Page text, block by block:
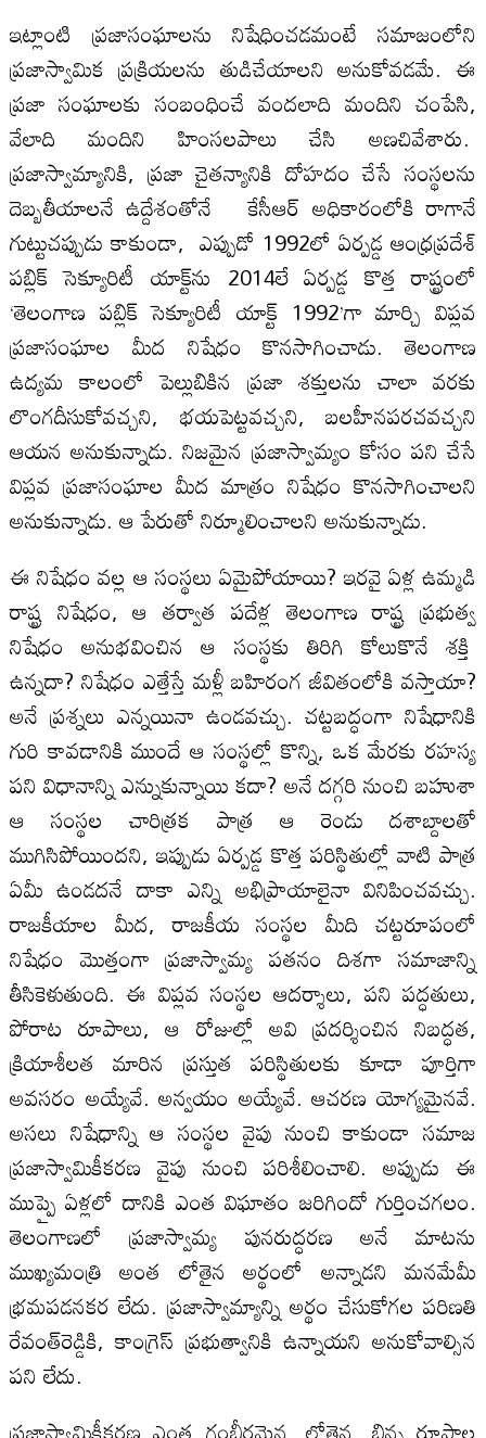
ఇట్లాంటి ప్రజాసంఘాలను నిషేధించడమంటే సమాజంలోని
ప్రజాస్వామిక ప్రక్రియలను తుడిచేయాలని అనుకోవడమే. ఈ
ప్రజా సంఘాలకు సంబంధించే వందలాది మందిని చంపేసి,
వేలాది మందిని హింసలపాలు చేసి అణచివేశారు.
ప్రజాస్వామ్యానికి, ప్రజా చైతన్యానికి దోహదం చేసే సంస్థలను
దెబ్బతీయాలనే ఉద్దేశంతోనే కేసీఆర్‌ అధికారంలోకి రాగానే
గుట్టుచప్పుడు కాకుండా, ఎప్పుడో 1992లో ఏర్పడ్డ ఆంధ్రప్రదేశ్‌
పబ్లిక్‌ సెక్యూరిటీ యాక్ట్‌ను 2014లే ఏర్పడ్డ కొత్త రాష్ట్రంలో
‘తెలంగాణ పబ్లిక్‌ సెక్యూరిటీ యాక్ట్‌ 1992’గా మార్చి విప్లవ
ప్రజాసంఘాల మీద నిషేధం కొనసాగించాడు. తెలంగాణ
ఉద్యమ కాలంలో పెల్లుబికిన ప్రజా శక్తులను చాలా వరకు
లొంగదీసుకోవచ్చని, భయపెట్టవచ్చని, బలహీనపరచవచ్చని
ఆయన అనుకున్నాడు. నిజమైన ప్రజాస్వామ్యం కోసం పని చేసే
విప్లవ ప్రజాసంఘాల మీద మాత్రం నిషేధం కొనసాగించాలని
అనుకున్నాడు. ఆ పేరుతో నిర్మూలించాలని అనుకున్నాడు.
ఈ నిషేధం వల్ల ఆ సంస్థలు ఏమైపోయాయి? ఇరవై ఏళ్ల ఉమ్మడి
రాష్ట్ర నిషేధం, ఆ తర్వాత పదేళ్ల తెలంగాణ రాష్ట్ర ప్రభుత్వ
నిషేధం అనుభవించిన ఆ సంస్థకు తిరిగి కోలుకొనే శక్తి
ఉన్నదా? నిషేధం ఎత్తేస్తే మళ్లీ బహిరంగ జీవితంలోకి వస్తాయా?
అనే ప్రశ్నలు ఎన్నయినా ఉండవచ్చు. చట్టబద్ధంగా నిషేధానికి
గురి కావడానికి ముందే ఆ సంస్థల్లో కొన్ని, ఒక మేరకు రహస్య
పని విధానాన్ని ఎన్నుకున్నాయి కదా? అనే దగ్గరి నుంచి బహుశా
ఆ సంస్థల చారిత్రక పాత్ర ఆ రెండు దశాబ్దాలతో
ముగిసిపోయిందని, ఇప్పుడు ఏర్పడ్డ కొత్త పరిస్థితుల్లో వాటి పాత్ర
ఏమీ ఉండదనే దాకా ఎన్ని అభిప్రాయాలైనా వినిపించవచ్చు.
రాజకీయాల మీద, రాజకీయ సంస్థల మీది చట్టరూపంలో
నిషేధం మొత్తంగా ప్రజాస్వామ్య పతనం దిశగా సమాజాన్ని
తీసికెళుతుంది. ఈ విప్లవ సంస్థల ఆదర్శాలు, పని పద్ధతులు,
పోరాట రూపాలు, ఆ రోజుల్లో అవి ప్రదర్శించిన నిబద్ధత,
క్రియాశీలత మారిన ప్రస్తుత పరిస్థితులకు కూడా పూర్తిగా
అవసరం అయ్యేవే. అన్వయం అయ్యేవే. ఆచరణ యోగ్యమైనవే.
అసలు నిషేధాన్ని ఆ సంస్థల వైపు నుంచి కాకుండా సమాజ
ప్రజాస్వామికీకరణ వైపు నుంచి పరిశీలించాలి. అప్పుడు ఈ
ముప్పై ఏళ్లలో దానికి ఎంత విఘాతం జరిగిందో గుర్తించగలం.
తెలంగాణలో ప్రజాస్వామ్య పునరుద్ధరణ అనే మాటను
ముఖ్యమంత్రి అంత లోతైన అర్థంలో అన్నాడని మనమేమీ
భ్రమపడనకర లేదు. ప్రజాస్వామ్యాన్ని అర్థం చేసుకోగల పరిణతి
రేవంత్‌రెడ్డికి, కాంగ్రెస్‌ ప్రభుత్వానికి ఉన్నాయని అనుకోవాల్సిన
పని లేదు.